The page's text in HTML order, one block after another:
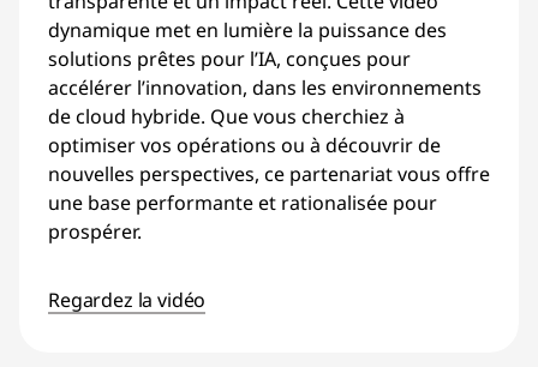
dynamique met en lumière la puissance des
solutions prêtes pour l’IA, conçues pour
accélérer l’innovation, dans les environnements
de cloud hybride. Que vous cherchiez à
optimiser vos opérations ou à découvrir de
nouvelles perspectives, ce partenariat vous offre
une base performante et rationalisée pour
prospérer.
Regardez la vidéo